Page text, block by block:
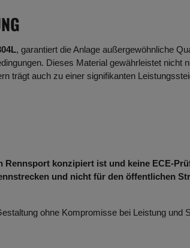
, garantiert die Anlage außergewöhnliche
Dieses Material gewährleistet nicht
trägt auch zu einer signifikanten
Rennsport konzipiert ist und keine ECE-
und nicht für den öffentlichen
ohne Kompromisse bei Leistung und